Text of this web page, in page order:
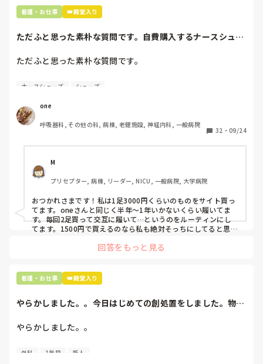
看護・お仕事 👑殿堂入り
ただふと思った素朴な質問です。自費購入するナースシュー
ただふと思った素朴な質問です。
自費購入するナースシューズ(職場で使用してる靴)っていく
わたしの職場の指定は「白のスニーカー」。
すぐに汚くなるので1,500円は絶対に超えたくない思いがあ
半年〜1年未満で交換しています。
職場の人が「ナースシューズに3000円以上は出せない」っ
て言ってて、わたしの倍額は出せるのか！とびっくりしたの
で、世の皆さんはどうなのかなと…🤔
ナースシューズ シューズ
one
呼吸器科, その他の科, 病棟, 老健施設, 神経内科, 一般病院
32 ・ 09/24
M
プリセプター, 病棟, リーダー, NICU, 一般病院, 大学病院
おつかれさまです！私は1足3000円くらいのものをサイト買っ
てます。oneさんと同じく半年〜1年いかないくらい履いてま
す。毎回2足買って交互に履いて…というのをルーティンにし
てます。1500円で買えるのなら私も絶対そっちにしてると思う
回答をもっと見る
看護・お仕事 👑殿堂入り
やらかしました。。今日はじめての創処置をしました。物品
やらかしました。。
今日はじめての創処置をしました。
外科 1年目 新人